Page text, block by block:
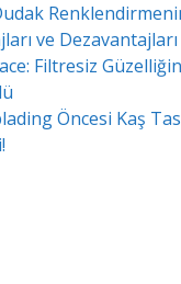
ve Dezavantajları
Filtresiz Güzelliğin
Öncesi Kaş